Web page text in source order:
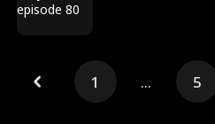
jako księżniczka.
drogę zemsty...
1 ... 5